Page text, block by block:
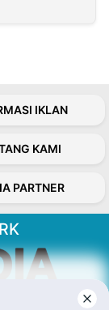
IKLAN
KAMI
PARTNER